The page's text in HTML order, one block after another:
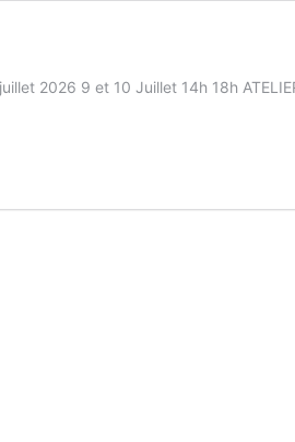
2026 9 et 10 Juillet 14h 18h